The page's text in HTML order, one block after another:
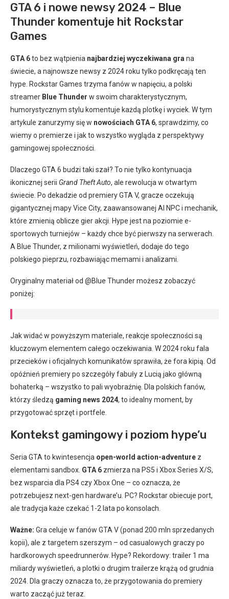
GTA 6 i nowe newsy 2024 – Blue
Thunder komentuje hit Rockstar
Games
GTA 6to bez wątpienia najbardziej wyczekiwana gra na
świecie, a najnowsze newsy z 2024 roku tylko podkręcają ten
hype. Rockstar Games trzyma fanów w napięciu, a polski
streamer Blue Thunder w swoim charakterystycznym,
humorystycznym stylu komentuje każdą plotkę i wyciek. W tym
artykule zanurzymy się w nowościach GTA 6, sprawdzimy, co
wiemy o premierze i jak to wszystko wygląda z perspektywy
gamingowej społeczności.
Dlaczego GTA 6 budzi taki szał? To nie tylko kontynuacja
ikonicznej serii Grand Theft Auto, ale rewolucja w otwartym
świecie. Po dekadzie od premiery GTA V, gracze oczekują
gigantycznej mapy Vice City, zaawansowanej AI NPC i mechanik,
które zmienią oblicze gier akcji. Hype jest na poziomie e-
sportowych turniejów – każdy chce być pierwszy na serwerach.
A Blue Thunder, z milionami wyświetleń, dodaje do tego
polskiego pieprzu, rozbawiając memami i analizami.
Oryginalny materiał od @Blue Thunder możesz zobaczyć
poniżej:
Jak widać w powyższym materiale, reakcje społeczności są
kluczowym elementem całego oczekiwania. W 2024 roku fala
przecieków i oficjalnych komunikatów sprawiła, że fora kipią. Od
opóźnień premiery po szczegóły fabuły z Lucią jako główną
bohaterką – wszystko to pali wyobraźnię. Dla polskich fanów,
którzy śledzą gaming news 2024, to idealny moment, by
przygotować sprzęt i portfele.
Kontekst gamingowy i poziom hype’u
Seria GTA to kwintesencja open-world action-adventure z
elementami sandbox. GTA 6 zmierza na PS5 i Xbox Series X/S,
bez wsparcia dla PS4 czy Xbox One – co oznacza, że
potrzebujesz next-gen hardware’u. PC? Rockstar obiecuje port,
ale tradycja każe czekać 1-2 lata po konsolach.
Ważne: Gra celuje w fanów GTA V (ponad 200 mln sprzedanych
kopii), ale z targetem szerszym – od casualowych graczy po
hardkorowych speedrunnerów. Hype? Rekordowy: trailer 1 ma
miliardy wyświetleń, a plotki o drugim trailerze krążą od grudnia
2024. Dla graczy oznacza to, że przygotowania do premiery
warto zacząć już teraz.